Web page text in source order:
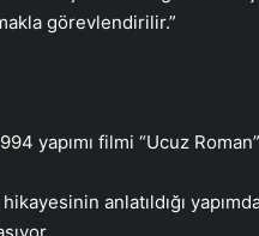
görevlendirilir.”
yapımı filmi “Ucuz
anlatıldığı